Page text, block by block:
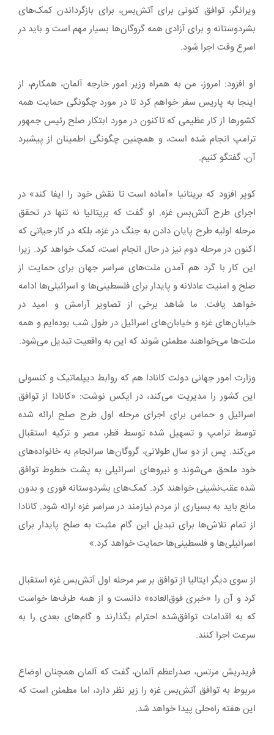
ویرانگر، توافق کنونی برای آتش‌بس، برای بازگرداندن کمک‌های
بشردوستانه و برای آزادی همه گروگان‌ها بسیار مهم است و باید در
اسرع وقت اجرا شود.
او افزود: امروز، من به همراه وزیر امور خارجه آلمان، همکارم، از
اینجا به پاریس سفر خواهم کرد تا در مورد چگونگی حمایت همه
کشورها از کار عظیمی که تاکنون در مورد ابتکار صلح رئیس جمهور
ترامپ انجام شده است، و همچنین چگونگی اطمینان از پیشبرد
آن، گفتگو کنیم.
کوپر افزود که بریتانیا «آماده است تا نقش خود را ایفا کند» در
اجرای طرح آتش‌بس غزه. او گفت که بریتانیا نه تنها در تحقق
مرحله اولیه طرح پایان دادن به جنگ در غزه، بلکه در کار حیاتی که
اکنون در مرحله دوم نیز در حال انجام است، کمک خواهد کرد. زیرا
این کار با گرد هم آمدن ملت‌های سراسر جهان برای حمایت از
صلح و امنیت عادلانه و پایدار برای فلسطینی‌ها و اسرائیلی‌ها ادامه
خواهد یافت. ما شاهد برخی از تصاویر آرامش و امید در
خیابان‌های غزه و خیابان‌های اسرائیل در طول شب بوده‌ایم و همه
ملت‌ها می‌خواهند مطمئن شوند که این به واقعیت تبدیل می‌شود.
وزارت امور جهانی دولت کانادا هم که روابط دیپلماتیک و کنسولی
این کشور را مدیریت می‌کند، در ایکس نوشت: «کانادا از توافق
اسرائیل و حماس برای اجرای مرحله اول طرح صلح ارائه شده
توسط ترامپ و تسهیل شده توسط قطر، مصر و ترکیه استقبال
می‌کند. پس از دو سال طولانی، گروگان‌ها سرانجام به خانواده‌های
خود ملحق می‌شوند و نیروهای اسرائیلی به پشت خطوط توافق
شده عقب‌نشینی خواهند کرد. کمک‌های بشردوستانه فوری و بدون
مانع باید به بسیاری از مردم نیازمند در سراسر غزه ارائه شود. کانادا
از تمام تلاش‌ها برای تبدیل این گام مثبت به صلح پایدار برای
اسرائیلی‌ها و فلسطینی‌ها حمایت خواهد کرد.»
از سوی دیگر ایتالیا از توافق بر سر مرحله اول آتش‌بس غزه استقبال
کرد و آن را «خبری فوق‌العاده» دانست و از همه طرف‌ها خواست
که به اقدامات توافق‌شده احترام بگذارند و گام‌های بعدی را به
سرعت اجرا کنند.
فریدریش مرتس، صدراعظم آلمان، گفت که آلمان همچنان اوضاع
مربوط به توافق آتش‌بس غزه را زیر نظر دارد، اما مطمئن است که
این هفته راه‌حلی پیدا خواهد شد.